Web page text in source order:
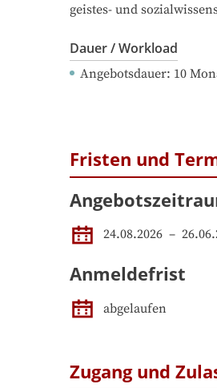
geistes- und
Dauer / Workload
Angebotsdauer: 10
Fristen und
24.08.2026 –
Anmeldefrist
abgelaufen
Zugang und